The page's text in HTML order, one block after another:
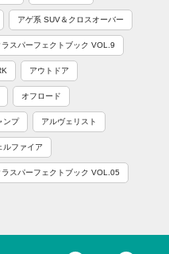
アゲ系 SUV＆クロスオーバー
ラスパーフェクトブック VOL.9
アウトドア
オフロード
ンプ アルヴェリスト
ルファイア
ラスパーフェクトブック VOL.05